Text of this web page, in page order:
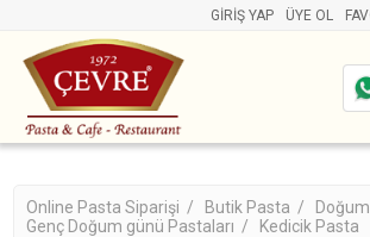
GIRIŞ YAP ÜYE OL
Online Pasta Siparişi / Butik Pasta /
Genç Doğum günü Pastaları /
Kedicik Pasta